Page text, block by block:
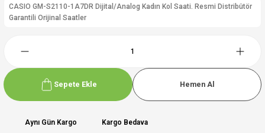
CASIO GM-S2110-1A7DR Dijital/Analog Kadın Kol Saati. Resmi Distribütör
Garantili Orijinal Saatler
Sepete Ekle Hemen Al
Aynı Gün Kargo Kargo Bedava